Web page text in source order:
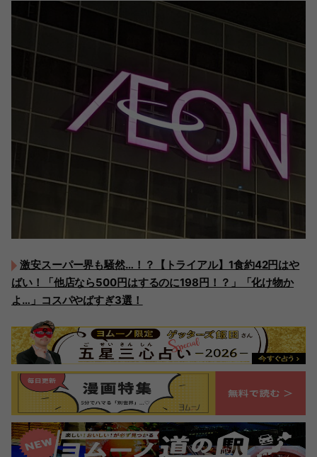
激安スーパー界も騒然…！？【トライアル】1食約42円はや
ばい！「他店なら500円はするのに198円！？」「化け物か
よ…」コスパやばすぎ3選！